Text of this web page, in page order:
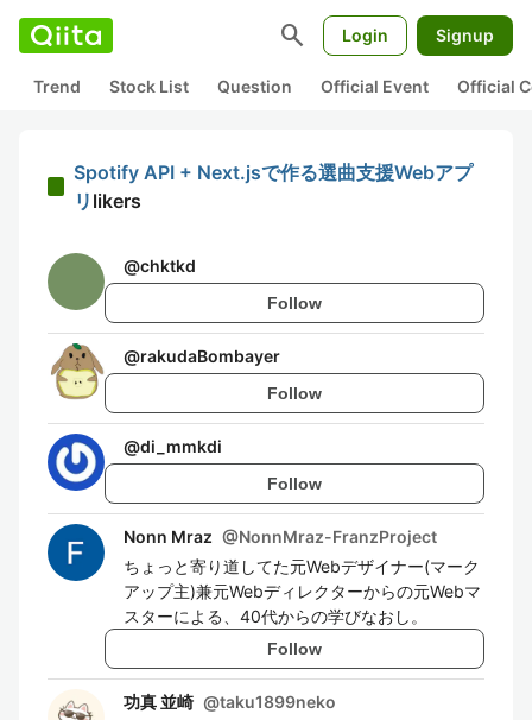
search Login Signup
Trend Stock List Question Official Event Official
Spotify API + Next.jsで作る選曲支援Webアプ
リ likers
@chktkd
Follow
@rakudaBombayer
Follow
@di_mmkdi
Follow
Nonn Mraz @NonnMraz-FranzProject
ちょっと寄り道してた元Webデザイナー(マーク
アップ主)兼元Webディレクターからの元Webマ
スターによる、40代からの学びなおし。
Follow
功真 並崎 @taku1899neko